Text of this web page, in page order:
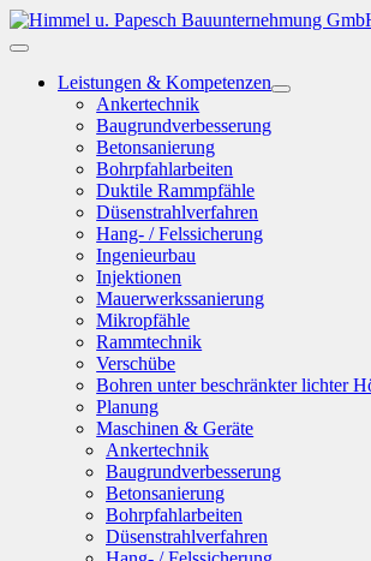
Zum
Inhalt
Toggle
NavigationLeistungen & Kompetenzen
Ankertechnik
Baugrundverbesserung
Betonsanierung
Bohrpfahlarbeiten
Duktile Rammpfähle
Düsenstrahlverfahren
Hang- / Felssicherung
Ingenieurbau
Injektionen
Mauerwerkssanierung
Mikropfähle
Rammtechnik
Verschübe
Bohren unter beschränkter lichter
Planung
Maschinen & Geräte
Ankertechnik
Baugrundverbesserung
Betonsanierung
Bohrpfahlarbeiten
Düsenstrahlverfahren